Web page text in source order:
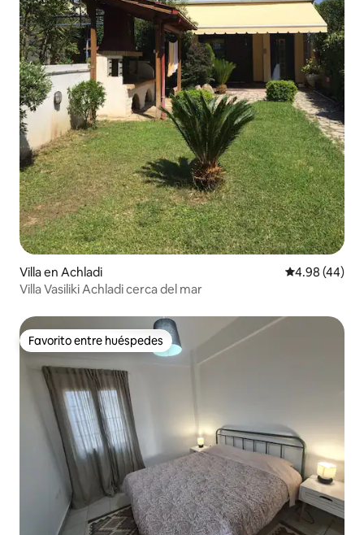
Villa en Achladi Calificación
4.98 (44)
Villa Vasiliki Achladi cerca del mar
Favorito entre huéspedes
Favorito entre huéspedes